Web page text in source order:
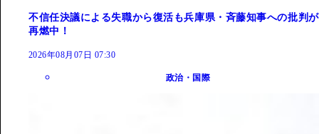
不信任決議による失職から復活も兵庫県・斉藤知事への批判が
再燃中！
2026年08月07日 07:30
政治・国際